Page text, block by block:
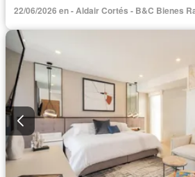
Gas natural
Gimnasio Despacho
Seguridad
22/06/2026 en - Aldair Cortés - B&C Bienes